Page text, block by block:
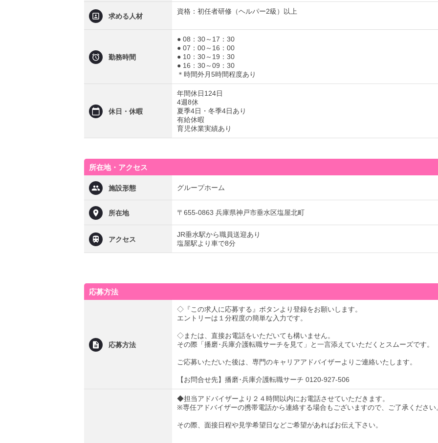
求める人材
資格：初任者研修（ヘルパー2級）以上
勤務時間
● 08：30～17：30
● 07：00～16：00
● 10：30～19：30
● 16：30～09：30
＊時間外月5時間程度あり
休日・休暇
年間休日124日
4週8休
夏季4日・冬季4日あり
有給休暇
育児休業実績あり
所在地・アクセス
施設形態 グループホーム
所在地 〒655-0863 兵庫県神戸市垂水区塩屋北町
アクセス
JR垂水駅から職員送迎あり
塩屋駅より車で8分
応募方法
応募方法
◇『この求人に応募する』ボタンより登録をお願いします。
エントリーは１分程度の簡単な入力です。
◇または、直接お電話をいただいても構いません。
その際「播磨･兵庫介護転職サーチを見て」と一言添えていただくとスムーズです。
ご応募いただいた後は、専門のキャリアアドバイザーよりご連絡いたします。
【お問合せ先】播磨･兵庫介護転職サーチ 0120-927-506
◆担当アドバイザーより２４時間以内にお電話させていただきます。
※専任アドバイザーの携帯電話から連絡する場合もございますので、ご了承ください
その際、面接日程や見学希望日などご希望があればお伝え下さい。